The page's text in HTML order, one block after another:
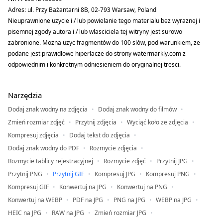
Adres: ul. Przy Bażantarni 8B, 02-793 Warsaw, Poland
Nieuprawnione uzycie i / lub powielanie tego materialu bez wyraznej i
pisemnej zgody autora i / lub wlasciciela tej witryny jest surowo
zabronione. Mozna uzyc fragmentów do 100 slów, pod warunkiem, ze
podane jest prawidlowe hiperlacze do strony watermarkly.com z
odpowiednim i konkretnym odniesieniem do oryginalnej tresci.
Narzędzia
Dodaj znak wodny na zdjęcia
Dodaj znak wodny do filmów
Zmień rozmiar zdjęć
Przytnij zdjęcia
Wyciąć koło ze zdjęcia
Kompresuj zdjęcia
Dodaj tekst do zdjęcia
Dodaj znak wodny do PDF
Rozmycie zdjęcia
Rozmycie tablicy rejestracyjnej
Rozmycie zdjęć
Przytnij JPG
Przytnij PNG
Przytnij GIF Kompresuj JPG
Kompresuj PNG
Kompresuj GIF
Konwertuj na JPG
Konwertuj na PNG
Konwertuj na WEBP
PDF na JPG PNG na JPG
WEBP na JPG
HEIC na JPG
RAW na JPG
Zmień rozmiar JPG